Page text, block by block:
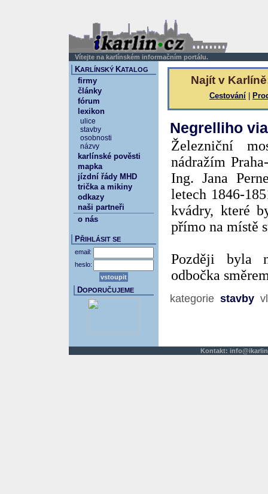
Vítejte na karlínském informačním portálu.
Najít v
Cestování
Negrelliho
Železniční
nádražím
Ing. Jana
letech 1846-
kvádry, které
přímo na místě
Později byla
odbočka
kategorie stavby
KARLÍNSKÝ KATALOG
firmy
články
fórum
lexikon
ulice
stavby
osobnosti
názvy
karlínské pověsti
mapka
jízdní řády MHD
trička a mikiny
odkazy
naši partneři
o nás
PŘIHLÁSIT SE
email:
heslo:
DOPORUČUJEME
Kontakt: